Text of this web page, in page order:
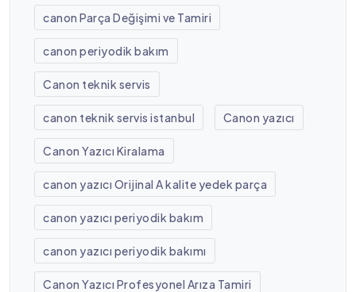
canon Parça Değişimi ve Tamiri
canon periyodik bakım
Canon teknik servis
canon teknik servis istanbul Canon yazıcı
Canon Yazıcı Kiralama
canon yazıcı Orijinal A kalite yedek parça
canon yazıcı periyodik bakım
canon yazıcı periyodik bakımı
Canon Yazıcı Profesyonel Arıza Tamiri